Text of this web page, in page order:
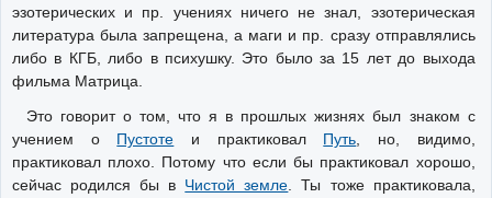
эзотерических и пр. учениях ничего не знал, эзотерическая
литература была запрещена, а маги и пр. сразу отправлялись
либо в КГБ, либо в психушку. Это было за 15 лет до выхода
фильма Матрица.
Это говорит о том, что я в прошлых жизнях был знаком с
учением о Пустоте и практиковал Путь, но, видимо,
практиковал плохо. Потому что если бы практиковал хорошо,
сейчас родился бы в Чистой земле. Ты тоже практиковала,